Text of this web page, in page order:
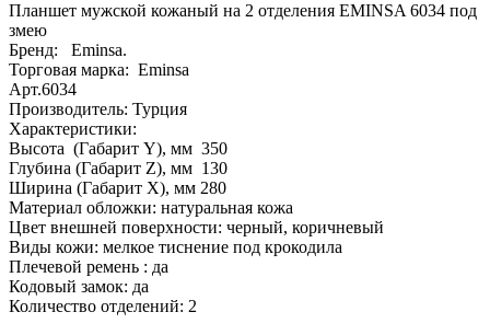
Планшет мужской кожаный на 2 отделения EMINSA 6034 под
змею
Бренд: Eminsa.
Торговая марка: Eminsa
Арт.6034
Производитель: Турция
Характеристики:
Высота (Габарит Y), мм 350
Глубина (Габарит Z), мм 130
Ширина (Габарит X), мм 280
Материал обложки: натуральная кожа
Цвет внешней поверхности: черный, коричневый
Виды кожи: мелкое тиснение под крокодила
Плечевой ремень : да
Кодовый замок: да
Количество отделений: 2